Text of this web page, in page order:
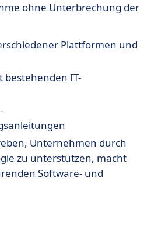
ohne Unterbrechung der
Plattformen und
bestehenden IT-
Unternehmen durch
zu unterstützen, macht
Software- und